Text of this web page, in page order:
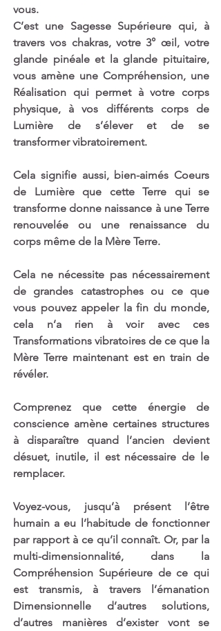
vous.
C’est une Sagesse Supérieure qui, à
travers vos chakras, votre 3° œil, votre
glande pinéale et la glande pituitaire,
vous amène une Compréhension, une
Réalisation qui permet à votre corps
physique, à vos différents corps de
Lumière de s’élever et de se
transformer vibratoirement.
Cela signifie aussi, bien-aimés Coeurs
de Lumière que cette Terre qui se
transforme donne naissance à une Terre
renouvelée ou une renaissance du
corps même de la Mère Terre.
Cela ne nécessite pas nécessairement
de grandes catastrophes ou ce que
vous pouvez appeler la fin du monde,
cela n’a rien à voir avec ces
Transformations vibratoires de ce que la
Mère Terre maintenant est en train de
révéler.
Comprenez que cette énergie de
conscience amène certaines structures
à disparaître quand l’ancien devient
désuet, inutile, il est nécessaire de le
remplacer.
Voyez-vous, jusqu’à présent l’être
humain a eu l’habitude de fonctionner
par rapport à ce qu’il connaît. Or, par la
multi-dimensionnalité, dans la
Compréhension Supérieure de ce qui
est transmis, à travers l’émanation
Dimensionnelle d’autres solutions,
d’autres manières d’exister vont se